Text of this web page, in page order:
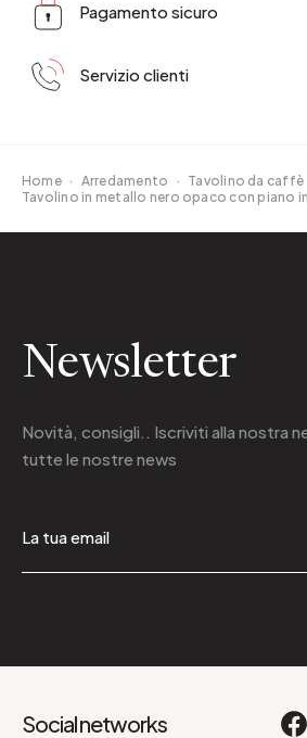
Pagamento sicuro
Servizio clienti
Home · Arredamento · Tavolino da caffè
Tavolino in metallo nero opaco con piano
Newsletter
Novità, consigli.. Iscriviti alla nostra
tutte le nostre news
Social networks